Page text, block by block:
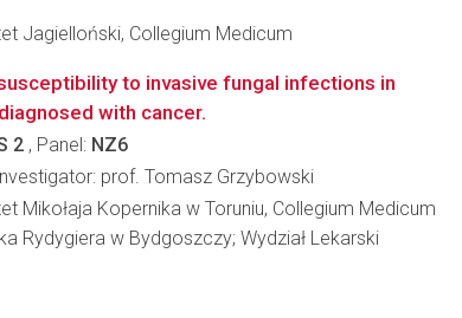
Jagielloński, Collegium Medicum
to invasive fungal infections in
with cancer.
2 , Panel: NZ6
prof. Tomasz Grzybowski
Mikołaja Kopernika w Toruniu, Collegium Medicum
Rydygiera w Bydgoszczy; Wydział Lekarski